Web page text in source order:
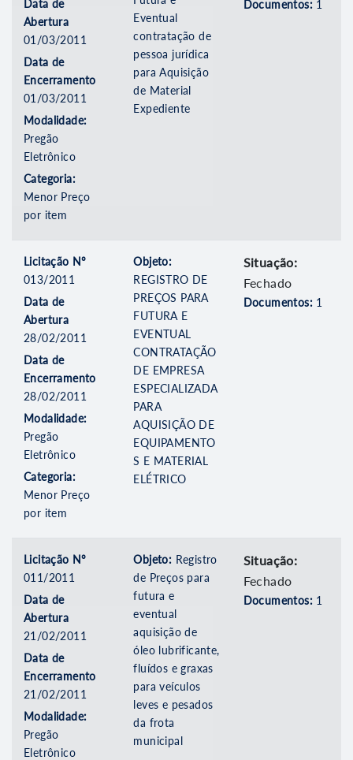
Data de
Abertura
01/03/2011
Data de
Encerramento
01/03/2011
Modalidade:
Pregão
Eletrônico
Categoria:
Menor Preço
por item
Eventual
contratação de
pessoa jurídica
para Aquisição
de Material
Expediente
Documentos: 1
Licitação Nº
013/2011
Data de
Abertura
28/02/2011
Data de
Encerramento
28/02/2011
Modalidade:
Pregão
Eletrônico
Categoria:
Menor Preço
por item
Objeto:
REGISTRO DE
PREÇOS PARA
FUTURA E
EVENTUAL
CONTRATAÇÃO
DE EMPRESA
ESPECIALIZADA
PARA
AQUISIÇÃO DE
EQUIPAMENTO
S E MATERIAL
ELÉTRICO
Situação:
Fechado
Documentos: 1
Licitação Nº
011/2011
Data de
Abertura
21/02/2011
Data de
Encerramento
21/02/2011
Modalidade:
Pregão
Eletrônico
Objeto: Registro
de Preços para
futura e
eventual
aquisição de
óleo lubrificante,
fluídos e graxas
para veículos
leves e pesados
da frota
municipal
Situação:
Fechado
Documentos: 1